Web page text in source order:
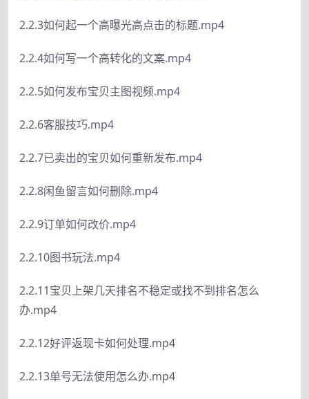
2.2.3如何起一个高曝光高点击的标题.mp4
2.2.4如何写一个高转化的文案.mp4
2.2.5如何发布宝贝主图视频.mp4
2.2.6客服技巧.mp4
2.2.7已卖出的宝贝如何重新发布.mp4
2.2.8闲鱼留言如何删除.mp4
2.2.9订单如何改价.mp4
2.2.10图书玩法.mp4
2.2.11宝贝上架几天排名不稳定或找不到排名怎么
办.mp4
2.2.12好评返现卡如何处理.mp4
2.2.13单号无法使用怎么办.mp4